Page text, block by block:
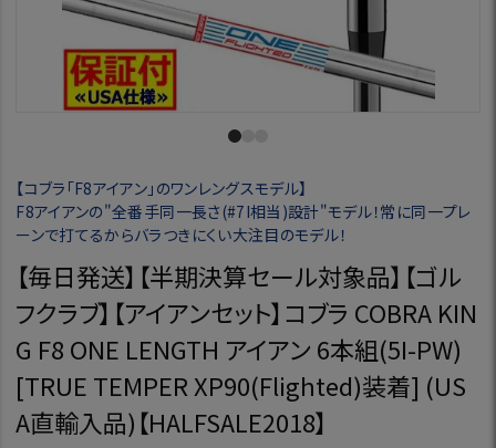
【コブラ「F8アイアン」のワンレングスモデル】
F8アイアンの"全番手同一長さ(#7I相当)設計"モデル！常に同一プレ
ーンで打てるからバラつきにくい大注目のモデル！
【毎日発送】【半期決算セール対象品】【ゴル
フクラブ】【アイアンセット】コブラ COBRA KIN
G F8 ONE LENGTH アイアン 6本組(5I-PW)
[TRUE TEMPER XP90(Flighted)装着] (US
A直輸入品)【HALFSALE2018】